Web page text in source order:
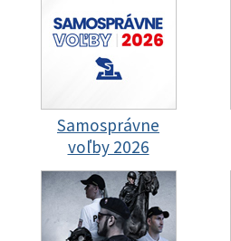
Samosprávne
voľby 2026